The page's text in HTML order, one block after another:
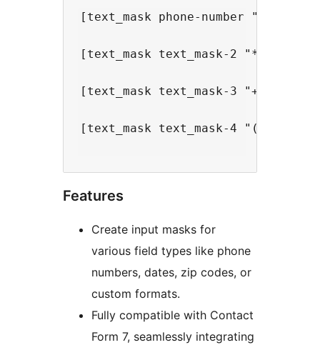
[text_mask phone-number "(999)
[text_mask text_mask-2
[text_mask text_mask-3
[text_mask text_mask-4
Features
Create input masks for
various field types like phone
numbers, dates, zip codes, or
custom formats.
Fully compatible with Contact
Form 7, seamlessly integrating